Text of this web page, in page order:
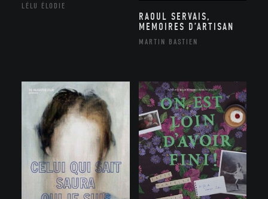
LÉLU ÉLODIE
RAOUL SERVAIS,
MEMOIRES D’ARTISAN
MARTIN BASTIEN